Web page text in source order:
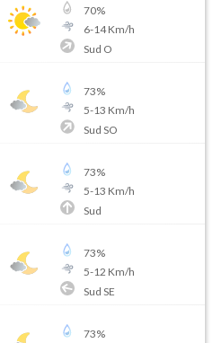
70%
6-14Km/h
Sud O
73%
5-13 Km/h
Sud SO
73%
5-13 Km/h
Sud
73%
5-12 Km/h
Sud SE
73%